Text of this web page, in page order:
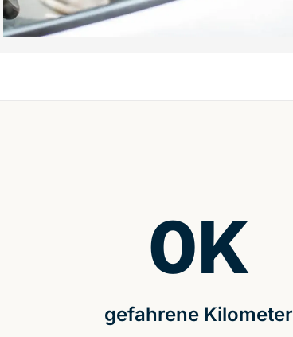
gefahrene Kilometer
0K